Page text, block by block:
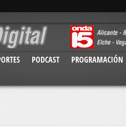
PODCAST PROGRAMACIÓN